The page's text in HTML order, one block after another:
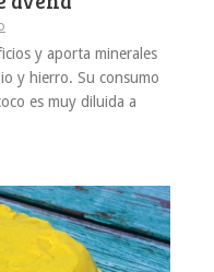
y aporta minerales
y hierro. Su consumo
es muy diluida a